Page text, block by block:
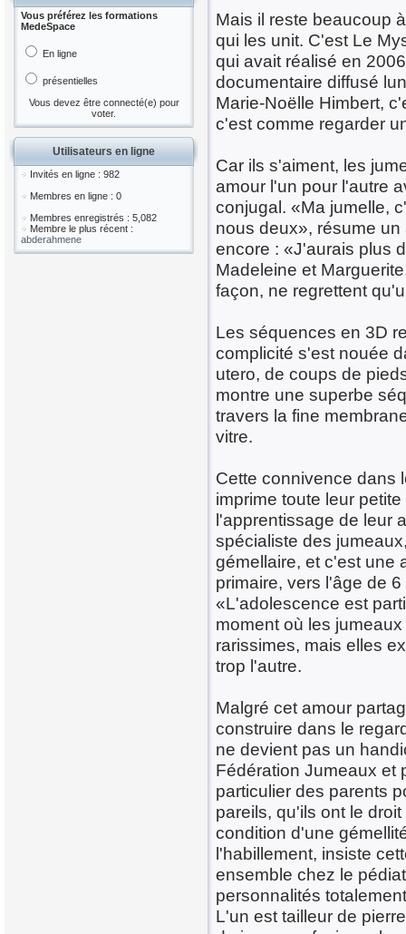
Vous préférez les formations
MedeSpace
En ligne
présentielles
Vous devez être connecté(e) pour
voter.
Utilisateurs en ligne
Invités en ligne : 982
Membres en ligne : 0
Membres enregistrés : 5,082
Membre le plus récent :
abderahmene
Mais il reste beaucoup
qui les unit. C'est Le
qui avait réalisé en
documentaire diffusé
Marie-Noëlle Himbert,
c'est comme regarder
Car ils s'aiment, les
amour l'un pour l'autre
conjugal. «Ma jumelle,
nous deux», résume
encore : «J'aurais plus
Madeleine et
façon, ne regrettent
Les séquences en 3D
complicité s'est nouée
utero, de coups de
montre une superbe
travers la fine
vitre.
Cette connivence dans
imprime toute leur
l'apprentissage de leur
spécialiste des
gémellaire, et c'est une
primaire, vers l'âge de
«L'adolescence est
moment où les
rarissimes, mais elles
trop l'autre.
Malgré cet amour
construire dans le
ne devient pas un
Fédération Jumeaux et
particulier des parents
pareils, qu'ils ont le
condition d'une
l'habillement, insiste
ensemble chez le
personnalités
L'un est tailleur de